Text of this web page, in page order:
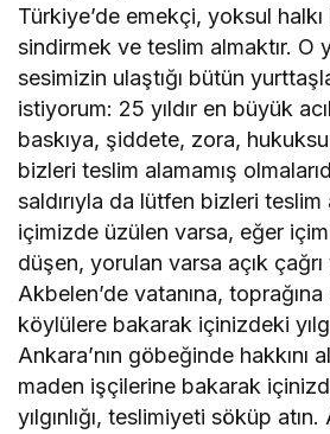
Türkiye’de emekçi, yoksul
sindirmek ve teslim almaktır. O
sesimizin ulaştığı bütün
istiyorum: 25 yıldır en büyük
baskıya, şiddete, zora,
bizleri teslim alamamış
saldırıyla da lütfen bizleri teslim
içimizde üzülen varsa, eğer
düşen, yorulan varsa açık çağrı
Akbelen’de vatanına, toprağına
köylülere bakarak içinizdeki
Ankara’nın göbeğinde hakkını
maden işçilerine bakarak
yılgınlığı, teslimiyeti söküp atın.